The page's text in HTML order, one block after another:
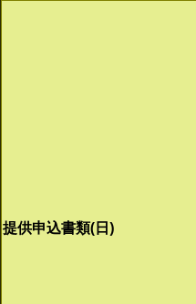
提供申込書類(日)